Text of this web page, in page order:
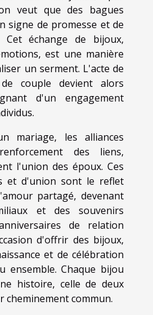
veut que des bagues
signe de promesse et de
Cet échange de bijoux,
est une manière
un serment. L'acte de
couple devient alors
d'un engagement
mariage, les alliances
des liens,
l'union des époux. Ces
et d'union sont le reflet
partagé, devenant
et des souvenirs
de relation
d'offrir des bijoux,
et de célébration
ensemble. Chaque bijou
histoire, celle de deux
cheminement commun.